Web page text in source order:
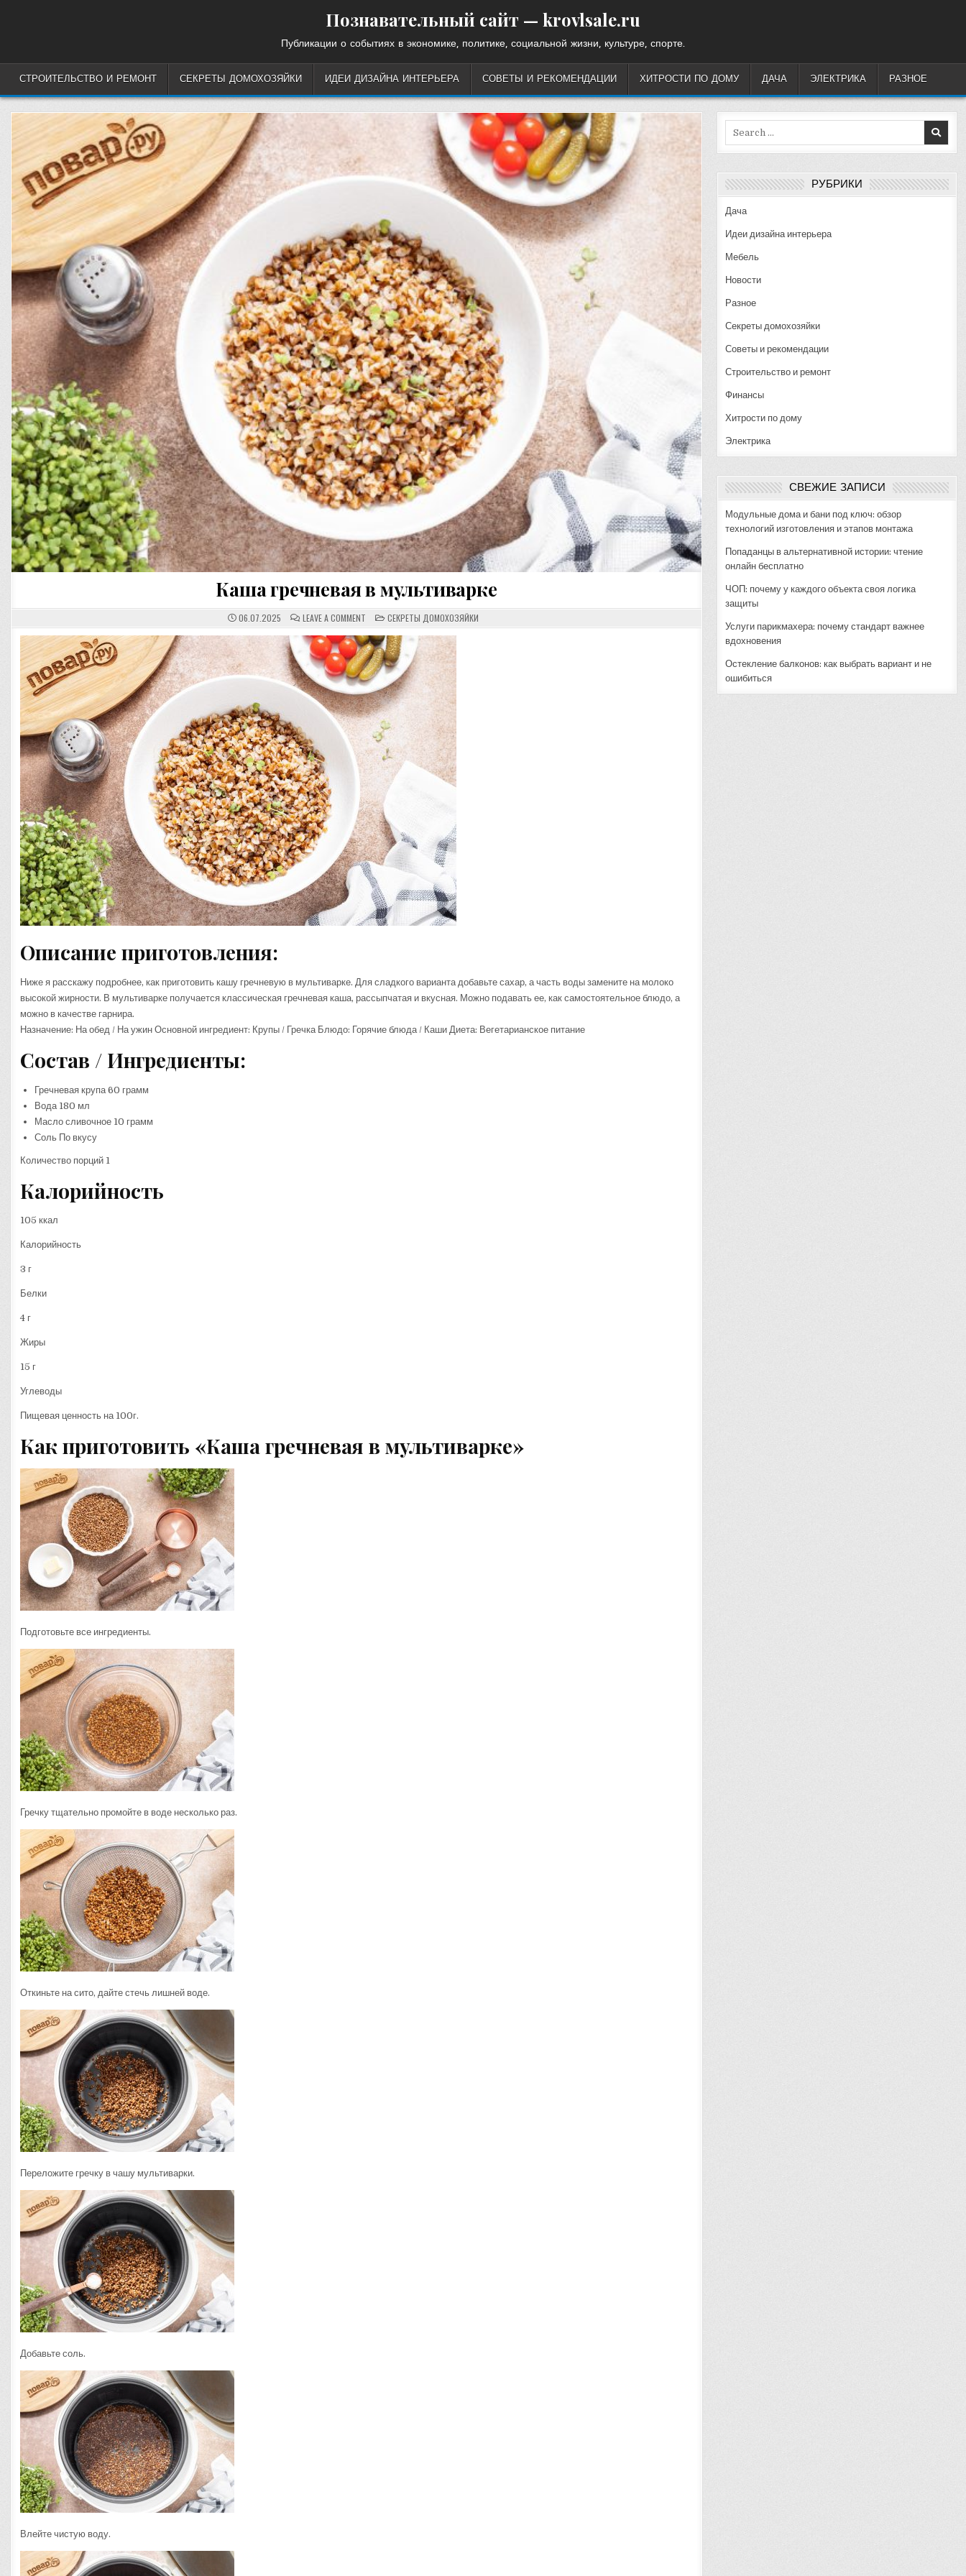
Познавательный сайт — krovlsale.ru
Публикации о событиях в экономике, политике, социальной жизни, культуре, спорте.
СТРОИТЕЛЬСТВО И РЕМОНТ СЕКРЕТЫ ДОМОХОЗЯЙКИ ИДЕИ ДИЗАЙНА ИНТЕРЬЕРА СОВЕТЫ И РЕКОМЕНДАЦИИ ХИТРОСТИ ПО ДОМУ ДАЧА ЭЛЕКТРИКА РАЗНОЕ
Каша гречневая в мультиварке
06.07.2025 LEAVE A COMMENTON
КАША
ГРЕЧНЕВАЯ
В
МУЛЬТИВАРКЕ
POSTED
IN
СЕКРЕТЫ ДОМОХОЗЯЙКИ
Описание приготовления:
Ниже я расскажу подробнее, как приготовить кашу гречневую в мультиварке. Для сладкого варианта добавьте сахар, а часть воды замените на молоко
высокой жирности. В мультиварке получается классическая гречневая каша, рассыпчатая и вкусная. Можно подавать ее, как самостоятельное блюдо, а
можно в качестве гарнира.
Назначение: На обед / На ужин Основной ингредиент: Крупы / Гречка Блюдо: Горячие блюда / Каши Диета: Вегетарианское питание
Состав / Ингредиенты:
Гречневая крупа 60 грамм
Вода 180 мл
Масло сливочное 10 грамм
Соль По вкусу
Количество порций 1
Калорийность
105 ккал
Калорийность
3 г
Белки
4 г
Жиры
15 г
Углеводы
Пищевая ценность на 100г.
Как приготовить «Каша гречневая в мультиварке»
Подготовьте все ингредиенты.
Гречку тщательно промойте в воде несколько раз.
Откиньте на сито, дайте стечь лишней воде.
Переложите гречку в чашу мультиварки.
Добавьте соль.
Влейте чистую воду.
РУБРИКИ
Дача
Идеи дизайна интерьера
Мебель
Новости
Разное
Секреты домохозяйки
Советы и рекомендации
Строительство и ремонт
Финансы
Хитрости по дому
Электрика
СВЕЖИЕ ЗАПИСИ
Модульные дома и бани под ключ: обзор
технологий изготовления и этапов монтажа
Попаданцы в альтернативной истории: чтение
онлайн бесплатно
ЧОП: почему у каждого объекта своя логика
защиты
Услуги парикмахера: почему стандарт важнее
вдохновения
Остекление балконов: как выбрать вариант и не
ошибиться